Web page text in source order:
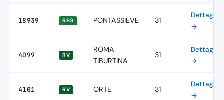
18939 REG PONTASSIEVE 31
Dettagli
→
4099 RV
ROMA
TIBURTINA
31
Dettagli
→
4101 RV ORTE 31
Dettagli
→